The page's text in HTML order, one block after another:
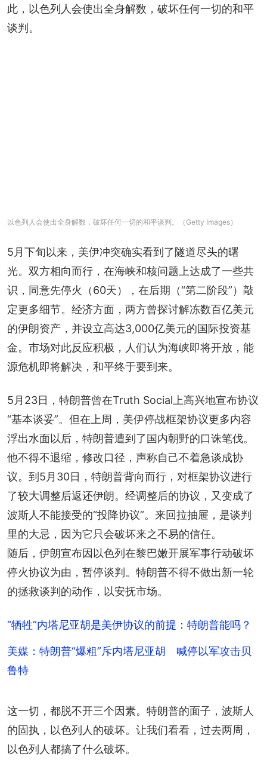
此，以色列人会使出全身解数，破坏任何一切的和平
谈判。
以色列人会使出全身解数，破坏任何一切的和平谈判。（Getty Images）
5月下旬以来，美伊冲突确实看到了隧道尽头的曙
光。双方相向而行，在海峡和核问题上达成了一些共
识，同意先停火（60天），在后期（“第二阶段”）敲
定更多细节。经济方面，两方曾探讨解冻数百亿美元
的伊朗资产，并设立高达3,000亿美元的国际投资基
金。市场对此反应积极，人们认为海峡即将开放，能
源危机即将解决，和平终于要到来。
5月23日，特朗普曾在Truth Social上高兴地宣布协议
“基本谈妥”。但在上周，美伊停战框架协议更多内容
浮出水面以后，特朗普遭到了国内朝野的口诛笔伐。
他不得不退缩，修改口径，声称自己不着急谈成协
议。到5月30日，特朗普背向而行，对框架协议进行
了较大调整后返还伊朗。经调整后的协议，又变成了
波斯人不能接受的“投降协议”。来回拉抽屉，是谈判
里的大忌，因为它只会破坏来之不易的信任。
随后，伊朗宣布因以色列在黎巴嫩开展军事行动破坏
停火协议为由，暂停谈判。特朗普不得不做出新一轮
的拯救谈判的动作，以安抚市场。
“牺牲”内塔尼亚胡是美伊协议的前提：特朗普能吗？
美媒：特朗普“爆粗”斥内塔尼亚胡 喊停以军攻击贝
鲁特
这一切，都脱不开三个因素。特朗普的面子，波斯人
的固执，以色列人的破坏。让我们看看，过去两周，
以色列人都搞了什么破坏。